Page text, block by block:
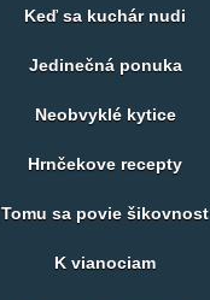
Keď sa kuchár nudi
Jedinečná ponuka
Neobvyklé kytice
Hrnčekove recepty
Tomu sa povie šikovnost
K vianociam